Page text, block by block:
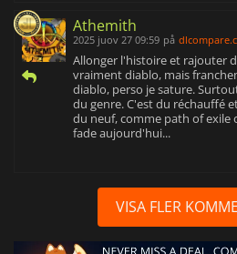
Athemith
2025 juov 27 09:59 på
Allonger l'histoire et rajouter
vraiment diablo, mais
diablo, perso je sature.
du genre. C'est du réchauffé
du neuf, comme path of exile
fade aujourd'hui...
VISA FLER